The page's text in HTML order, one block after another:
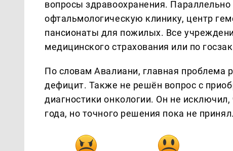
вопросы здравоохранения.
офтальмологическую клинику, центр
пансионаты для пожилых. Все
медицинского страхования или по
По словам Авалиани, главная проблема
дефицит. Также не решён вопрос с
диагностики онкологии. Он не
года, но точного решения пока не принял.